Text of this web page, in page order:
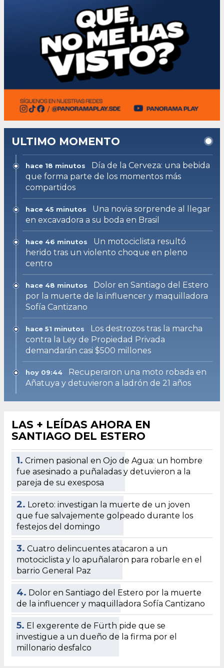
ULTIMO MOMENTO
hace 18 minutos
Día de la Cerveza: una bebida
que forma parte de los momentos más
compartidos
hace 45 minutos
Una novia sorprende al llegar
en excavadora a su boda en Brasil
hace 46 minutos
Un motociclista resultó
herido tras un violento choque en pleno
centro
hace 48 minutos
Dolor en Santiago del Estero
por la muerte de la influencer y maquilladora
Sofía Cantizano
hace 51 minutos
Los destrozos tras la marcha
contra la Ley de Propiedad Privada
demandarán casi $500 millones
hoy 09:44
Recuperaron una moto robada en
Añatuya y detuvieron a ladrón de 21 años
LAS + LEÍDAS AHORA EN
SANTIAGO DEL ESTERO
1. Crimen pasional en Ojo de Agua: un hombre
fue asesinado a puñaladas y detuvieron a la
pareja de su exesposa
2. Loreto: investigan la muerte de un joven
que fue salvajemente golpeado durante los
festejos del domingo
3. Cuatro delincuentes atacaron a un
motociclista y lo apuñalaron para robarle en el
barrio General Paz
4. Dolor en Santiago del Estero por la muerte
de la influencer y maquilladora Sofía Cantizano
5. El exgerente de Fürth pide que se
investigue a un dueño de la firma por el
millonario desfalco